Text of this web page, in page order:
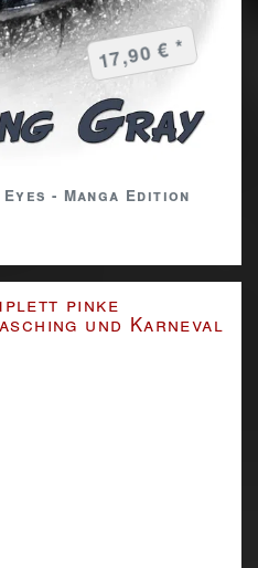
- Manga Edition
17,90 € *